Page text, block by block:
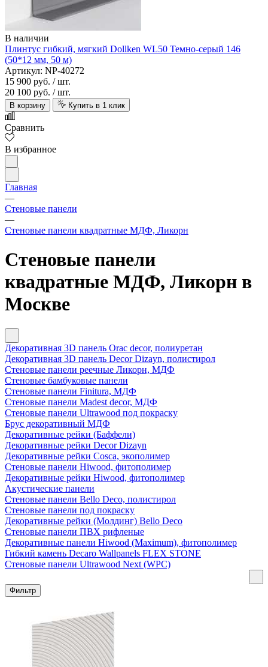
В наличии
Плинтус гибкий, мягкий Dollken WL50 Темно-серый 146
(50*12 мм, 50 м)
Артикул: NP-40272
15 900 руб. / шт.
20 100 руб. / шт.
В корзину Купить в 1 клик
Сравнить
В избранное
Главная
—
Стеновые панели
—
Стеновые панели квадратные МДФ, Ликорн
Стеновые панели
квадратные МДФ, Ликорн в
Москве
Декоративная 3D панель Orac decor, полиуретан
Декоративная 3D панель Decor Dizayn, полистирол
Стеновые панели реечные Ликорн, МДФ
Стеновые бамбуковые панели
Стеновые панели Finitura, МДФ
Стеновые панели Madest decor, МДФ
Стеновые панели Ultrawood под покраску
Брус декоративный МДФ
Декоративные рейки (Баффели)
Декоративные рейки Decor Dizayn
Декоративные рейки Cosca, экополимер
Стеновые панели Hiwood, фитополимер
Декоративные рейки Hiwood, фитополимер
Акустические панели
Стеновые панели Bello Deco, полистирол
Стеновые панели под покраску
Декоративные рейки (Молдинг) Bello Deco
Стеновые панели ПВХ рифленые
Декоративные панели Hiwood (Maximum), фитополимер
Гибкий камень Decaro Wallpanels FLEX STONE
Стеновые панели Ultrawood Next (WPC)
Фильтр